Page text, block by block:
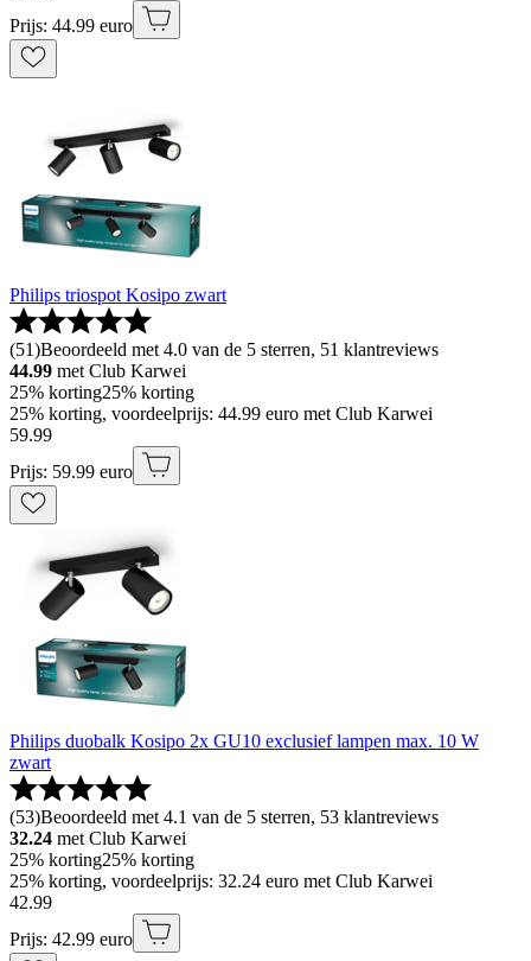
Prijs: 44.99 euro
Philips triospot Kosipo zwart
(51)Beoordeeld met 4.0 van de 5 sterren, 51 klantreviews
44.99 met Club Karwei
25% korting25% korting
25% korting, voordeelprijs: 44.99 euro met Club Karwei
59.99
Prijs: 59.99 euro
Philips duobalk Kosipo 2x GU10 exclusief lampen max. 10 W
zwart
(53)Beoordeeld met 4.1 van de 5 sterren, 53 klantreviews
32.24 met Club Karwei
25% korting25% korting
25% korting, voordeelprijs: 32.24 euro met Club Karwei
42.99
Prijs: 42.99 euro